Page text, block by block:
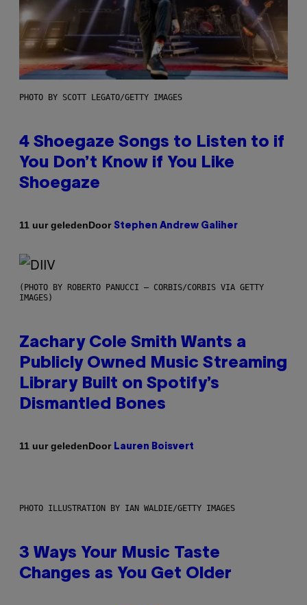
PHOTO BY SCOTT LEGATO/GETTY IMAGES
4 Shoegaze Songs to Listen to if
You Don’t Know if You Like
Shoegaze
11 uur geledenDoor Stephen Andrew Galiher
(PHOTO BY ROBERTO PANUCCI – CORBIS/CORBIS VIA GETTY
IMAGES)
Zachary Cole Smith Wants a
Publicly Owned Music Streaming
Library Built on Spotify’s
Dismantled Bones
11 uur geledenDoor Lauren Boisvert
PHOTO ILLUSTRATION BY IAN WALDIE/GETTY IMAGES
3 Ways Your Music Taste
Changes as You Get Older